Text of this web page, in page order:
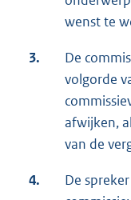
wenst te
3.
De
volgorde
afwijken,
van de
4.
De